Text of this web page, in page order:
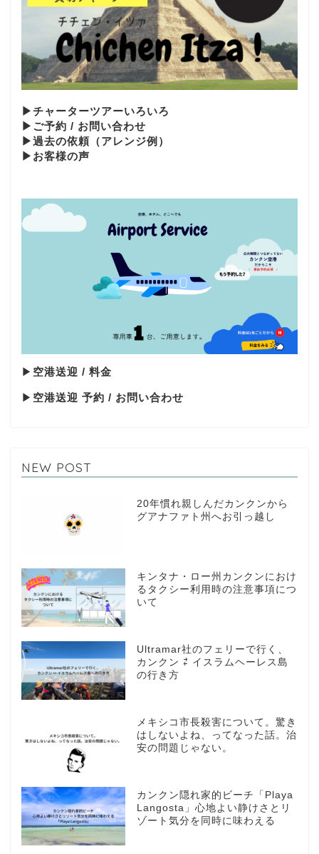
▶︎チャーターツアーいろいろ
▶︎ご予約 / お問い合わせ
▶︎過去の依頼（アレンジ例）
▶お客様の声
▶ 空港送迎 / 料金
▶ 空港送迎 予約 / お問い合わせ
NEW POST
20年慣れ親しんだカンクンから
グアナファト州へお引っ越し
キンタナ・ロー州カンクンにおけ
るタクシー利用時の注意事項につ
いて
Ultramar社のフェリーで行く、
カンクン ⇄ イスラムヘーレス島
の行き方
メキシコ市長殺害について。驚き
はしないよね、ってなった話。治
安の問題じゃない。
カンクン隠れ家的ビーチ「Playa
Langosta」心地よい静けさとリ
ゾート気分を同時に味わえる